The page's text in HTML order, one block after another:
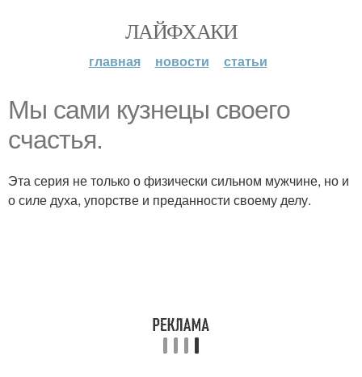
ЛАЙФХАКИ
главная новости статьи
Мы сами кузнецы своего
счастья.
Эта серия не только о физически сильном мужчине, но и
о силе духа, упорстве и преданности своему делу.